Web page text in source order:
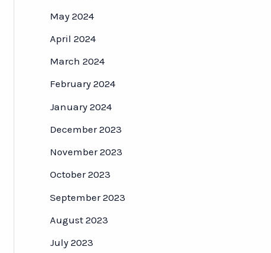
May 2024
April 2024
March 2024
February 2024
January 2024
December 2023
November 2023
October 2023
September 2023
August 2023
July 2023